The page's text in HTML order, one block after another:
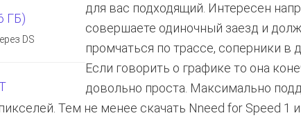
ГБ)
DS
для вас подходящий. Интересен
совершаете одиночный заезд и
промчаться по трассе, соперники
Если говорить о графике то она
довольно проста. Максимально
Тем не менее скачать Nneed for Speed 1